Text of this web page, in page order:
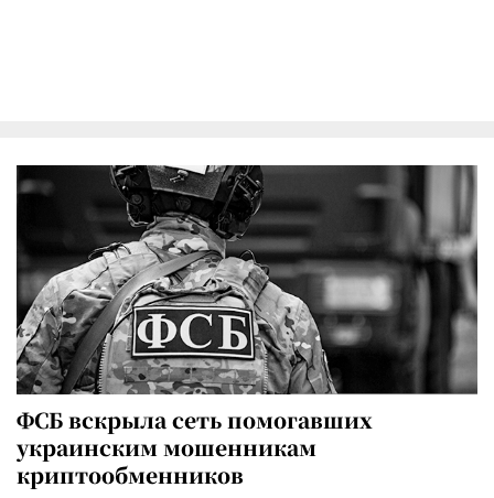
ФСБ вскрыла сеть помогавших
украинским мошенникам
криптообменников